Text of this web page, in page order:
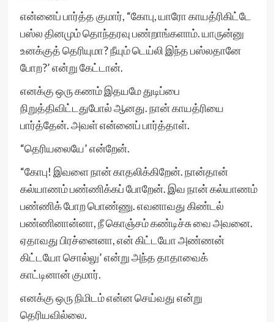
என்னைப் பார்த்த குமார், “கோபு, யாரோ காயத்ரிகிட்டே
பஸ்ல தினமும் தொந்தரவு பண்றாங்களாம். யாருன்னு
உனக்குத் தெரியுமா? நீயும் டெய்லி இந்த பஸ்லதானே
போற?’ என்று கேட்டான்.
எனக்கு ஒரு கணம் இதயமே துடிப்பை
நிறுத்திவிட்டதுபோல் ஆனது. நான் காயத்ரியை
பார்த்தேன். அவள் என்னைப் பார்த்தாள்.
“தெரியலையே’ என்றேன்.
“கோபு! இவளை நான் காதலிக்கிறேன். நான்தான்
கல்யாணம் பண்ணிக்கப் போறேன். இவ நான் கல்யாணம்
பண்ணிக் போற பொண்ணு. எவனாவது கிண்டல்
பண்ணினான்னா, நீ கொஞ்சம் கண்டிச்சு வை அவனை.
ஏதாவது பிரச்னைனா, என் கிட்டயோ அண்ணன்
கிட்டயோ சொல்லு’ என்று அந்த தாதாவைக்
காட்டினான் குமார்.
எனக்கு ஒரு நிமிடம் என்ன செய்வது என்று
தெரியவில்லை.